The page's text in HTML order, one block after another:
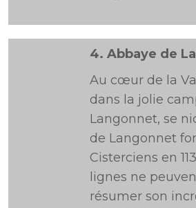
4. Abbaye de
Au cœur de la
dans la jolie
Langonnet, se
de Langonnet
Cisterciens en
lignes ne
résumer son